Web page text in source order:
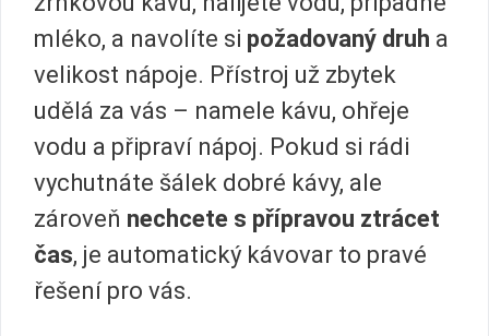
mléko, a navolíte si požadovaný druh a
velikost nápoje. Přístroj už zbytek
udělá za vás – namele kávu, ohřeje
vodu a připraví nápoj. Pokud si rádi
vychutnáte šálek dobré kávy, ale
zároveň nechcete s přípravou ztrácet
čas, je automatický kávovar to pravé
řešení pro vás.